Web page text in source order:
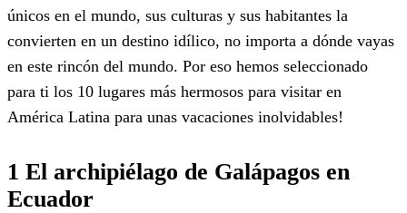
únicos en el mundo, sus culturas y sus habitantes la
convierten en un destino idílico, no importa a dónde vayas
en este rincón del mundo. Por eso hemos seleccionado
para ti los 10 lugares más hermosos para visitar en
América Latina para unas vacaciones inolvidables!
1 El archipiélago de Galápagos en
Ecuador